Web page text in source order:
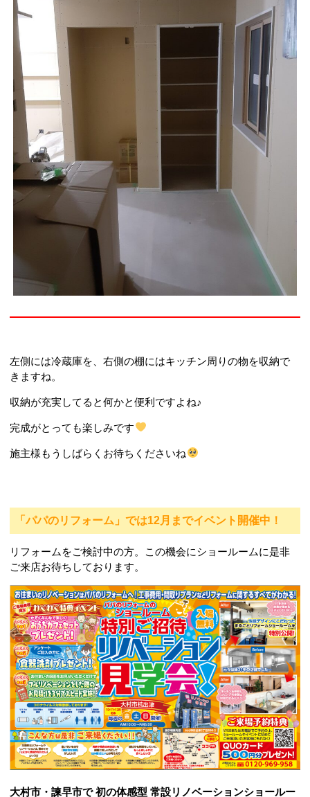
左側には冷蔵庫を、右側の棚にはキッチン周りの物を収納で
きますね。
収納が充実してると何かと便利ですよね♪
完成がとっても楽しみです
施主様もうしばらくお待ちくださいね
「パパのリフォーム」では12月までイベント開催中！
リフォームをご検討中の方。この機会にショールームに是非
ご来店お待ちしております。
大村市・諫早市で 初の体感型 常設リノベーションショールー